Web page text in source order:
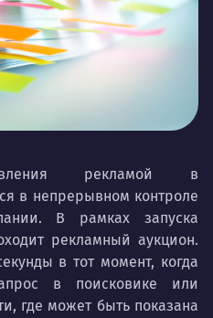
рекламой в
в непрерывном контроле
В рамках запуска
рекламный аукцион.
в тот момент, когда
в поисковике или
где может быть показана